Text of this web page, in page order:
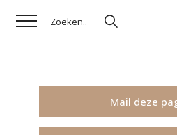
Mail deze